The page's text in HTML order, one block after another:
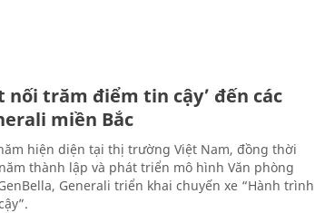
nối trăm điểm tin cậy’ đến các
miền Bắc
hiện diện tại thị trường Việt Nam, đồng thời
thành lập và phát triển mô hình Văn phòng
Generali triển khai chuyến xe “Hành trình